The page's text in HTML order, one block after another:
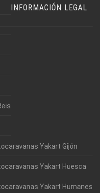
Yakart Gijón
Yakart Huesca
Yakart Humanes
INFORMACIÓN LEGAL